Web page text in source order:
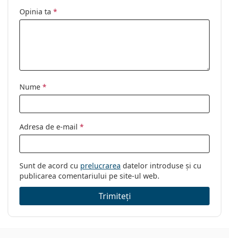
Suport:
Sex:
Copii
Categorie:
Cod:
F013747092000 47
Opinia ta *
Nume *
Adresa de e-mail *
Sunt de acord cu prelucrarea datelor introduse și cu
publicarea comentariului pe site-ul web.
Trimiteți